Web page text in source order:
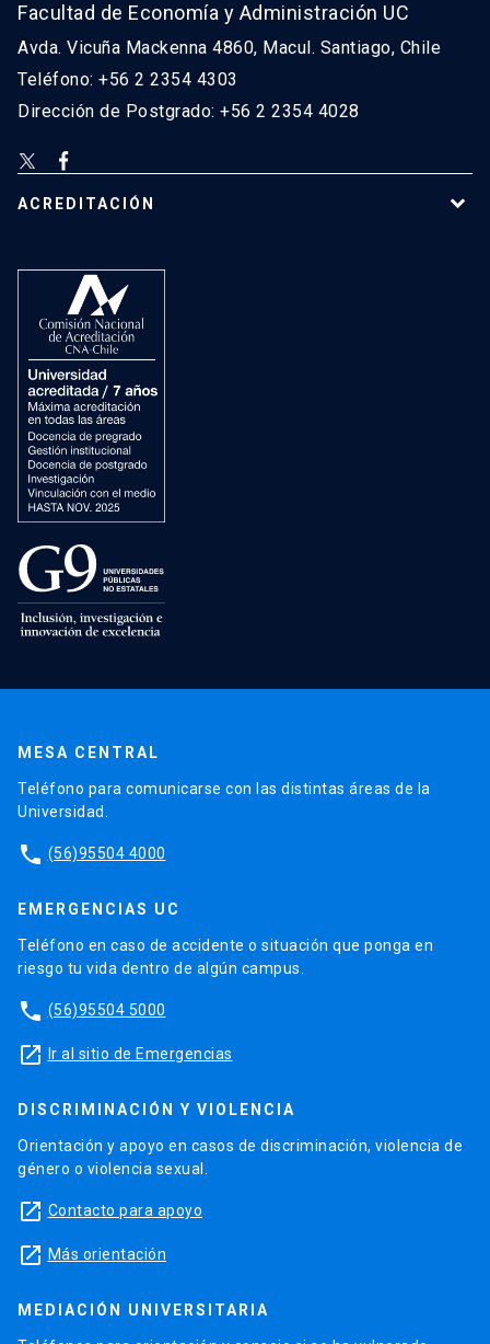
Facultad de Economía y Administración UC
Avda. Vicuña Mackenna 4860, Macul. Santiago, Chile
Teléfono: +56 2 2354 4303
Dirección de Postgrado: +56 2 2354 4028
ACREDITACIÓN
MESA CENTRAL
Teléfono para comunicarse con las distintas áreas de la
Universidad.
phone (56)95504 4000
EMERGENCIAS UC
Teléfono en caso de accidente o situación que ponga en
riesgo tu vida dentro de algún campus.
phone (56)95504 5000
launch Ir al sitio de Emergencias
DISCRIMINACIÓN Y VIOLENCIA
Orientación y apoyo en casos de discriminación, violencia de
género o violencia sexual.
launch Contacto para apoyo
launch Más orientación
MEDIACIÓN UNIVERSITARIA